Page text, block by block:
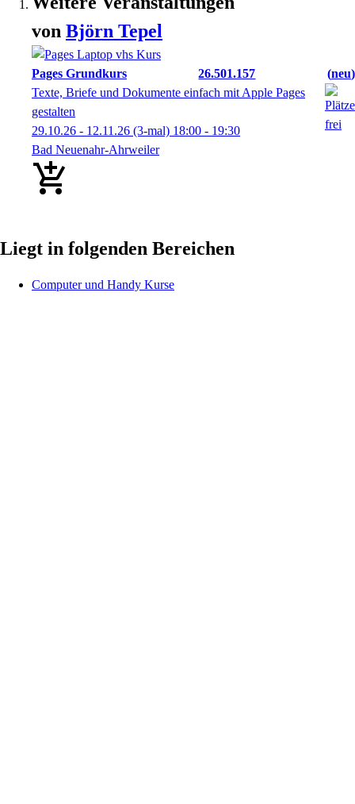
von Björn Tepel
Pages Grundkurs 26.501.157
neu
Texte, Briefe und Dokumente einfach mit Apple Pages
gestalten
29.10.26 - 12.11.26 (3-mal) 18:00 - 19:30
Bad Neuenahr-Ahrweiler
Liegt in folgenden Bereichen
Computer und Handy Kurse